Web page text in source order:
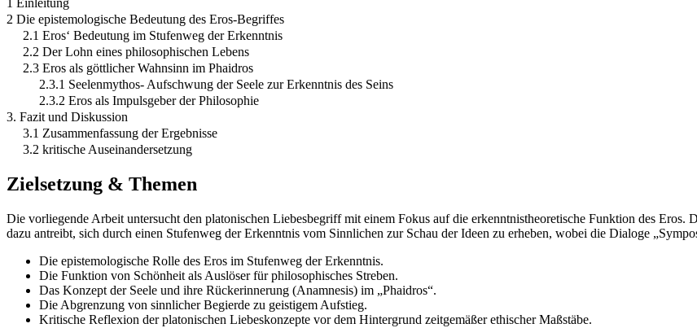
1 Einleitung
2 Die epistemologische Bedeutung des Eros-Begriffes
2.1 Eros‘ Bedeutung im Stufenweg der Erkenntnis
2.2 Der Lohn eines philosophischen Lebens
2.3 Eros als göttlicher Wahnsinn im Phaidros
2.3.1 Seelenmythos- Aufschwung der Seele zur Erkenntnis des Seins
2.3.2 Eros als Impulsgeber der Philosophie
3. Fazit und Diskussion
3.1 Zusammenfassung der Ergebnisse
3.2 kritische Auseinandersetzung
Zielsetzung & Themen
Die vorliegende Arbeit untersucht den platonischen Liebesbegriff mit einem Fokus auf die erkenntnistheoretische Funktion des Eros.
dazu antreibt, sich durch einen Stufenweg der Erkenntnis vom Sinnlichen zur Schau der Ideen zu erheben, wobei die Dialoge
Die epistemologische Rolle des Eros im Stufenweg der Erkenntnis.
Die Funktion von Schönheit als Auslöser für philosophisches Streben.
Das Konzept der Seele und ihre Rückerinnerung (Anamnesis) im „Phaidros“.
Die Abgrenzung von sinnlicher Begierde zu geistigem Aufstieg.
Kritische Reflexion der platonischen Liebeskonzepte vor dem Hintergrund zeitgemäßer ethischer Maßstäbe.